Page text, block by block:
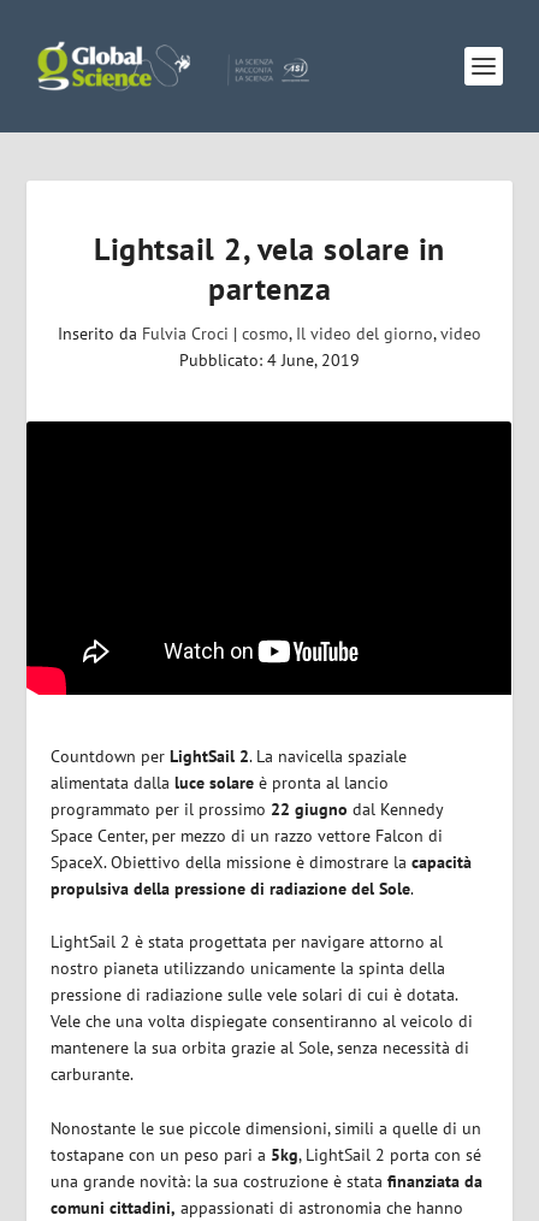
Lightsail 2, vela solare in
partenza
Inserito da Fulvia Croci | cosmo, Il video del giorno,video
Pubblicato: 4 June, 2019
Countdown perLightSail 2. La navicella spaziale
alimentata dallaluce solare è pronta al lancio
programmato per il prossimo 22 giugno dal Kennedy
Space Center, per mezzo di un razzo vettore Falcon di
SpaceX. Obiettivo della missione è dimostrare lacapacità
propulsiva della pressione di radiazione del Sole.
LightSail 2 è stata progettata per navigare attorno al
nostro pianeta utilizzando unicamente la spinta della
pressione di radiazione sulle vele solari di cui è dotata.
Vele che una volta dispiegate consentiranno al veicolo di
mantenere la sua orbita grazie al Sole, senza necessità di
carburante.
Nonostante le sue piccole dimensioni, simili a quelle di un
tostapane con un peso pari a 5kg, LightSail 2 porta con sé
una grande novità: la sua costruzione è statafinanziata da
comuni cittadini, appassionati di astronomia che hanno